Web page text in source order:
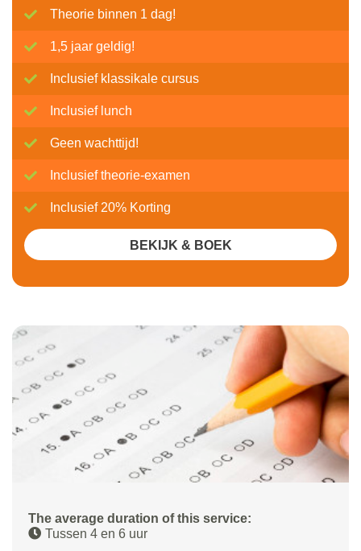
The average duration of this service:
Tussen 4 en 6 uur
Theorie binnen 1 dag!
1,5 jaar geldig!
Inclusief klassikale cursus
Inclusief lunch
Geen wachttijd!
Inclusief theorie-examen
Inclusief 20% Korting
BEKIJK & BOEK